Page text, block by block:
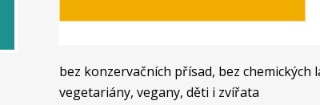
bez konzervačních přísad, bez
vegetariány, vegany, děti i zvířata